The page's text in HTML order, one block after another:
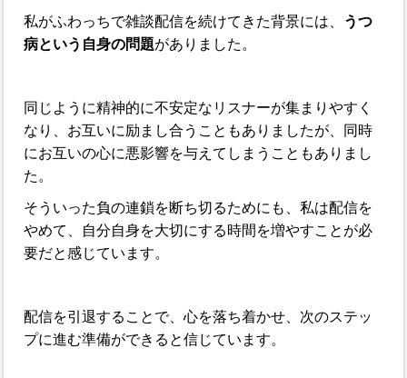
私がふわっちで雑談配信を続けてきた背景には、 うつ
病という自身の問題がありました。
同じように精神的に不安定なリスナーが集まりやすく
なり、お互いに励まし合うこともありましたが、同時
にお互いの心に悪影響を与えてしまうこともありまし
た。
そういった負の連鎖を断ち切るためにも、私は配信を
やめて、自分自身を大切にする時間を増やすことが必
要だと感じています。
配信を引退することで、心を落ち着かせ、次のステッ
プに進む準備ができると信じています。